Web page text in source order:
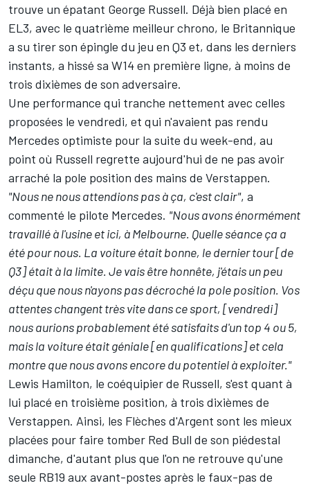
trouve un épatant George Russell. Déjà bien placé en
EL3, avec le quatrième meilleur chrono, le Britannique
a su tirer son épingle du jeu en Q3 et, dans les derniers
instants, a hissé sa W14 en première ligne, à moins de
trois dixièmes de son adversaire.
Une performance qui tranche nettement avec celles
proposées le vendredi, et qui n'avaient pas rendu
Mercedes optimiste pour la suite du week-end, au
point où Russell regrette aujourd'hui de ne pas avoir
arraché la pole position des mains de Verstappen.
"Nous ne nous attendions pas à ça, c'est clair", a
commenté le pilote Mercedes. "Nous avons énormément
travaillé à l'usine et ici, à Melbourne. Quelle séance ça a
été pour nous. La voiture était bonne, le dernier tour [de
Q3] était à la limite. Je vais être honnête, j'étais un peu
déçu que nous n'ayons pas décroché la pole position. Vos
attentes changent très vite dans ce sport, [vendredi]
nous aurions probablement été satisfaits d'un top 4 ou 5,
mais la voiture était géniale [en qualifications] et cela
montre que nous avons encore du potentiel à exploiter."
Lewis Hamilton, le coéquipier de Russell, s'est quant à
lui placé en troisième position, à trois dixièmes de
Verstappen. Ainsi, les Flèches d'Argent sont les mieux
placées pour faire tomber Red Bull de son piédestal
dimanche, d'autant plus que l'on ne retrouve qu'une
seule RB19 aux avant-postes après le faux-pas de